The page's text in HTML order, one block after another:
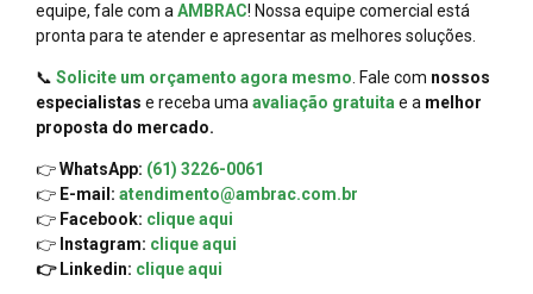
equipe, fale com aAMBRAC! Nossa equipe comercial está
pronta para te atender e apresentar as melhores soluções.
📞 Solicite um orçamento agora mesmo. Fale com nossos
especialistas e receba umaavaliação gratuitae a melhor
proposta do mercado.
👉WhatsApp: (61) 3226-0061
👉 E-mail: atendimento@ambrac.com.br
👉 Facebook: clique aqui
👉 Instagram: clique aqui
👉 Linkedin: clique aqui